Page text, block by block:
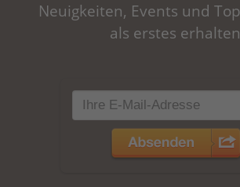
Neuigkeiten, Events und
als erstes erhalten